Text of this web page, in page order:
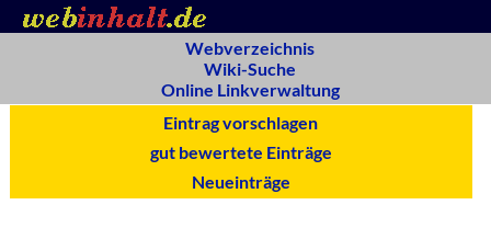
Webverzeichnis
Wiki-Suche
Online Linkverwaltung
Eintrag vorschlagen
gut bewertete Einträge
Neueinträge